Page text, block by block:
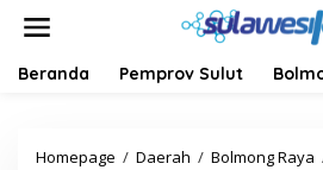
Beranda Pemprov Sulut
Homepage / Daerah / Bolmong Raya